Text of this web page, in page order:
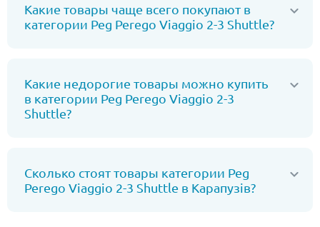
Какие товары чаще всего покупают в
категории Peg Perego Viaggio 2-3 Shuttle?
Какие недорогие товары можно купить
в категории Peg Perego Viaggio 2-3
Shuttle?
Сколько стоят товары категории Peg
Perego Viaggio 2-3 Shuttle в Карапузів?